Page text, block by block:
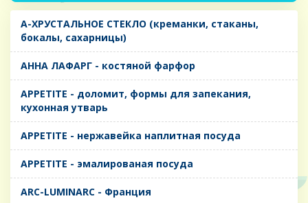
A-ХРУСТАЛЬНОЕ СТЕКЛО (креманки, стаканы,
бокалы, сахарницы)
AHHA ЛАФАРГ - костяной фарфор
APPETITE - доломит, формы для запекания,
кухонная утварь
APPETITE - нержавейка наплитная посуда
APPETITE - эмалированая посуда
ARC-LUMINARC - Франция